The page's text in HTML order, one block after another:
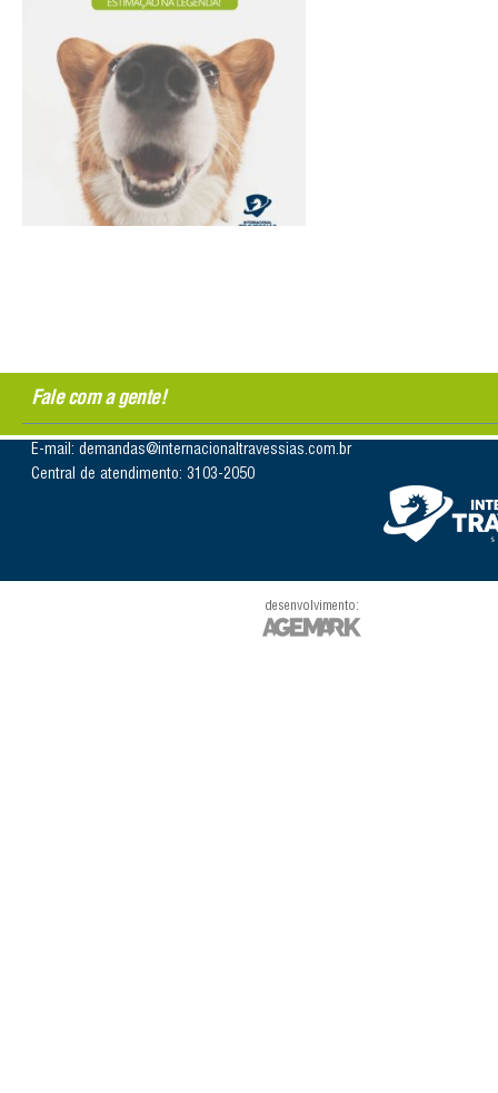
Fale com a gente!
E-mail: demandas@internacionaltravessias.com.br
Central de atendimento: 3103-2050
desenvolvimento: